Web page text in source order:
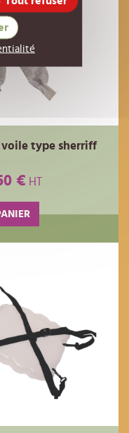
voile type sherriff
€ HT